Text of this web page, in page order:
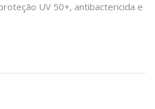
UV 50+, antibactericida e